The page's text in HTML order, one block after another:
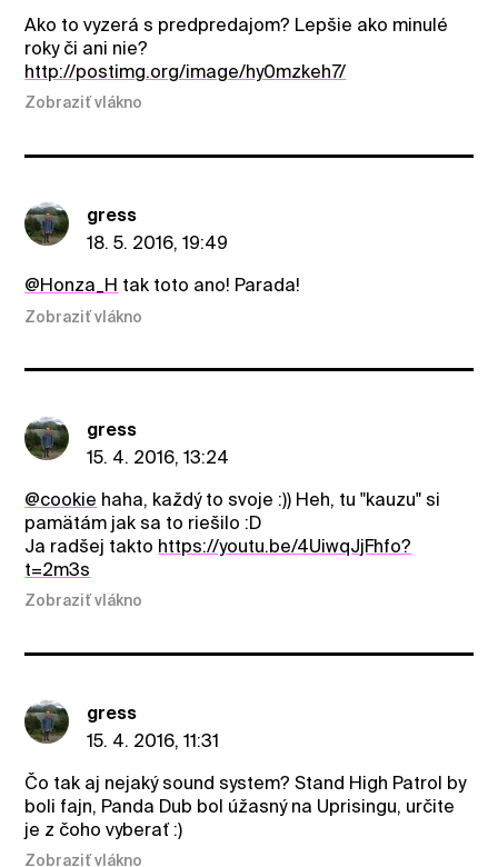
Ako to vyzerá s predpredajom? Lepšie ako minulé
roky či ani nie?
http://postimg.org/image/hy0mzkeh7/
Zobraziť vlákno
gress
18. 5. 2016, 19:49
@Honza_H tak toto ano! Parada!
Zobraziť vlákno
gress
15. 4. 2016, 13:24
@cookie haha, každý to svoje :)) Heh, tu "kauzu" si
pamätám jak sa to riešilo :D
Ja radšej takto https://youtu.be/4UiwqJjFhfo?
t=2m3s
Zobraziť vlákno
gress
15. 4. 2016, 11:31
Čo tak aj nejaký sound system? Stand High Patrol by
boli fajn, Panda Dub bol úžasný na Uprisingu, určite
je z čoho vyberať :)
Zobraziť vlákno